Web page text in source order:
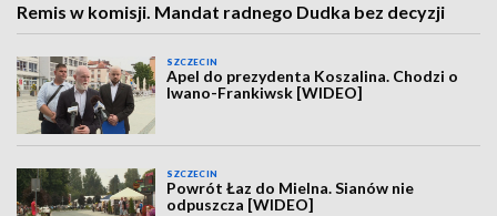
Remis w komisji. Mandat radnego Dudka bez decyzji
SZCZECIN
Apel do prezydenta Koszalina. Chodzi o
Iwano-Frankiwsk [WIDEO]
SZCZECIN
Powrót Łaz do Mielna. Sianów nie
odpuszcza [WIDEO]